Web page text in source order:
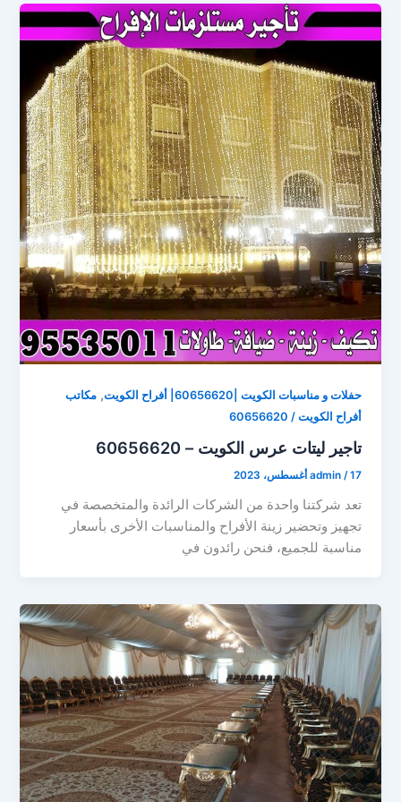
حفلات و مناسبات الكويت |60656620| أفراح الكويت ,مكاتب
أفراح الكويت / 60656620
تاجير ليتات عرس الكويت – 60656620
admin /17 أغسطس، 2023
تعد شركتنا واحدة من الشركات الرائدة والمتخصصة في
تجهيز وتحضير زينة الأفراح والمناسبات الأخرى بأسعار
مناسبة للجميع، فنحن رائدون في